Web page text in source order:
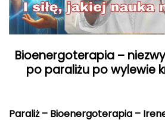
Bioenergoterapia –
po paraliżu po wylewie
Paraliż – Bioenergoterapia –